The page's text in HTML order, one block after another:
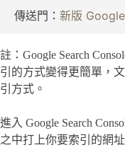
傳送門： 新版
註：Google Search
引的方式變得更簡單，
引方式。
進入 Google Search
之中打上你要索引的網